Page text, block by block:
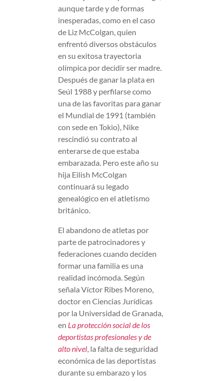
aunque tarde y de formas
inesperadas, como en el caso
de Liz McColgan, quien
enfrentó diversos obstáculos
en su exitosa trayectoria
olímpica por decidir ser madre.
Después de ganar la plata en
Seúl 1988 y perfilarse como
una de las favoritas para ganar
el Mundial de 1991 (también
con sede en Tokio), Nike
rescindió su contrato al
enterarse de que estaba
embarazada. Pero este año su
hija Eilish McColgan
continuará su legado
genealógico en el atletismo
británico.
El abandono de atletas por
parte de patrocinadores y
federaciones cuando deciden
formar una familia es una
realidad incómoda. Según
señala Víctor Ribes Moreno,
doctor en Ciencias Jurídicas
por la Universidad de Granada,
en La protección social de los
deportistas profesionales y de
alto nivel, la falta de seguridad
económica de las deportistas
durante su embarazo y los